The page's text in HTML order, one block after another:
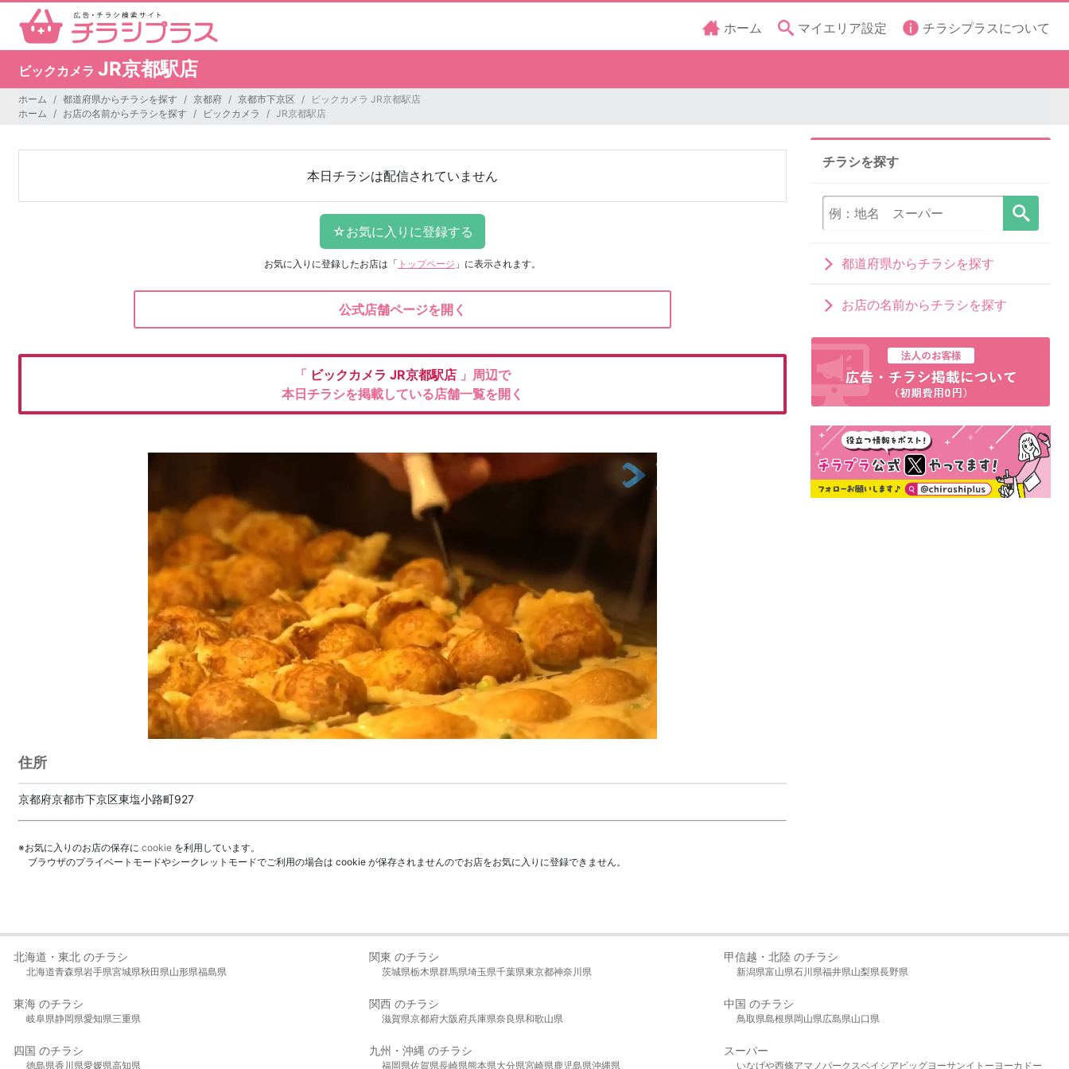
ホーム マイエリア設定 チラシプラスについて
ビックカメラ JR京都駅店
ホーム 都道府県からチラシを探す 京都府 京都市下京区
ビックカメラ JR京都駅店
ホーム
お店の名前からチラシを探す ビックカメラ JR京都駅店
本日チラシは配信されていません
お気に入りに登録したお店は 「 トップページ 」に表示されます。
公式店舗ページを開く
「 ビックカメラ JR京都駅店 」周辺で
本日チラシを掲載している店舗一覧を開く
住所
京都府京都市下京区東塩小路町927
※お気に入りのお店の保存に cookie を利用しています。
ブラウザのプライベートモードやシークレットモードでご利用の場合は cookie が保存されませんのでお店をお気に入りに登録できません。
チラシを探す
都道府県からチラシを探す
お店の名前からチラシを探す
北海道・東北 のチラシ
北海道青森県岩手県宮城県秋田県山形県福島県
関東 のチラシ
茨城県栃木県群馬県埼玉県千葉県東京都神奈川県
甲信越・北陸 のチラシ
新潟県富山県石川県福井県山梨県長野県
東海 のチラシ
岐阜県静岡県愛知県三重県
関西 のチラシ
滋賀県京都府大阪府兵庫県奈良県和歌山県
中国 のチラシ
鳥取県島根県岡山県広島県山口県
四国 のチラシ
徳島県香川県愛媛県高知県
九州・沖縄 のチラシ
福岡県佐賀県長崎県熊本県大分県宮崎県鹿児島県沖縄県
スーパー
いなげや西條アマノパークスベイシア ビッグヨーサンイトーヨーカドー